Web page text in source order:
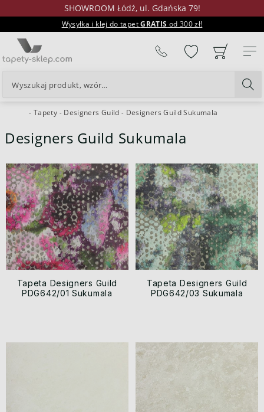
SHOWROOM Łódź, ul. Gdańska 79!
Wysyłka i klej do tapetGRATIS od 300 zł!
24H Tapety Designers Guild Designers Guild Sukumala
Designers Guild Sukumala
Tapeta Designers Guild
PDG642/01 Sukumala
Tapeta Designers Guild
PDG642/03 Sukumala